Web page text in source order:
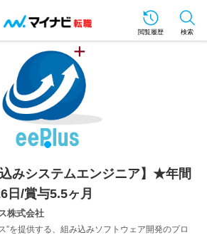
閲覧履歴 検索
込みシステムエンジニア】★年間
日/賞与5.5ヶ月
株式会社
”を提供する、組み込みソフトウェア開発のプロ